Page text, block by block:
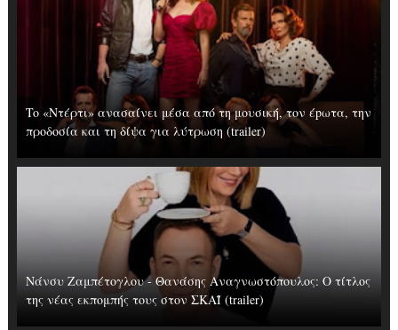
To «Ντέρτι» ανασαίνει μέσα από τη μουσική, τον έpωτα, την
προδοσία και τη δίψα για λύτρωση (trailer)
Νάνσυ Ζαμπέτογλου - Θανάσης Αναγνωστόπουλος: Ο τίτλος
της νέας εκπομπής τους στον ΣΚΑΪ (trailer)